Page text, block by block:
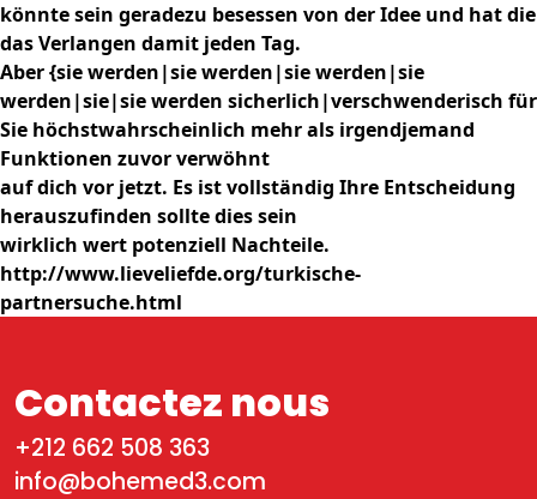
könnte sein geradezu besessen von der Idee und hat die
das Verlangen damit jeden Tag.
Aber {sie werden|sie werden|sie werden|sie
werden|sie|sie werden sicherlich|verschwenderisch für
Sie höchstwahrscheinlich mehr als irgendjemand
Funktionen zuvor verwöhnt
auf dich vor jetzt. Es ist vollständig Ihre Entscheidung
herauszufinden sollte dies sein
wirklich wert potenziell Nachteile.
http://www.lieveliefde.org/turkische-
partnersuche.html
Contactez nous
+212 662 508 363
info@bohemed3.com